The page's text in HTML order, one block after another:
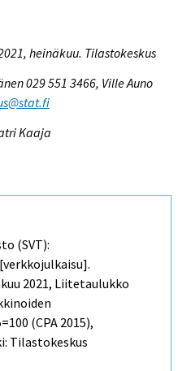
heinäkuu. Tilastokeskus
029 551 3466, Ville Auno
Kaaja
(SVT):
2021, Liitetaulukko
(CPA 2015),
Tilastokeskus